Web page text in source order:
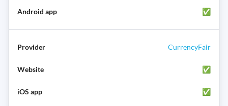
✅
CurrencyFair
✅
✅